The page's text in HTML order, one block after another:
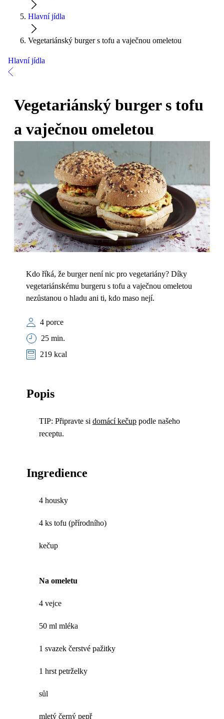
Hlavní jídla
Vegetariánský burger s tofu a vaječnou omeletou
Hlavní jídla
Vegetariánský burger s tofu
a vaječnou omeletou
Kdo říká, že burger není nic pro vegetariány? Díky
vegetariánskému burgeru s tofu a vaječnou omeletou
nezůstanou o hladu ani ti, kdo maso nejí.
4 porce
25 min.
219 kcal
Popis
TIP: Připravte si domácí kečup podle našeho
receptu.
Ingredience
4 housky
4 ks tofu (přírodního)
kečup
Na omeletu
4 vejce
50 ml mléka
1 svazek čerstvé pažitky
1 hrst petrželky
sůl
mletý černý pepř